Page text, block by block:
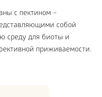
с пектином –
собой
среду для биоты и
приживаемости.